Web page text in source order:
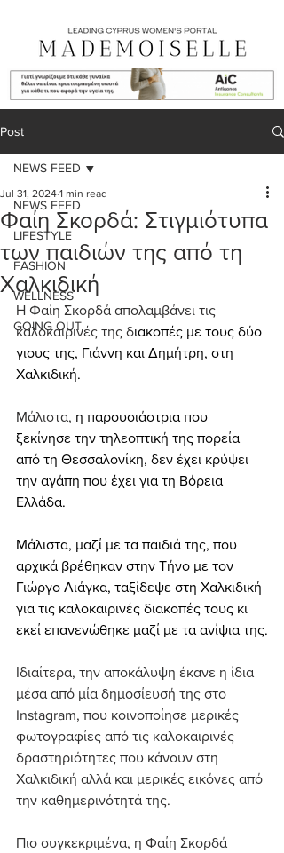
Post
NEWS FEED
LIFESTYLE
FASHION
WELLNESS
GOING OUT
NEWS FEED
Φαίη Σκορδά: Στιγμιότυπα
των παιδιών της από τη
Χαλκιδική
Jul 31, 2024 1 min read
Η Φαίη Σκορδά απολαμβάνει τις
καλοκαιρινές της διακοπές με τους δύο
γιους της, Γιάννη και Δημήτρη, στη
Χαλκιδική.
Μάλιστα, η παρουσιάστρια που
ξεκίνησε την τηλεοπτική της πορεία
από τη Θεσσαλονίκη, δεν έχει κρύψει
την αγάπη που έχει για τη Βόρεια
Ελλάδα.
Μάλιστα, μαζί με τα παιδιά της, που
αρχικά βρέθηκαν στην Τήνο με τον
Γιώργο Λιάγκα, ταξίδεψε στη Χαλκιδική
για τις καλοκαιρινές διακοπές τους κι
εκεί επανενώθηκε μαζί με τα ανίψια της.
Ιδιαίτερα, την αποκάλυψη έκανε η ίδια
μέσα από μία δημοσίευσή της στο
Instagram, που κοινοποίησε μερικές
φωτογραφίες από τις καλοκαιρινές
δραστηριότητες που κάνουν στη
Χαλκιδική αλλά και μερικές εικόνες από
την καθημερινότητά της.
Πιο συγκεκριμένα, η Φαίη Σκορδά